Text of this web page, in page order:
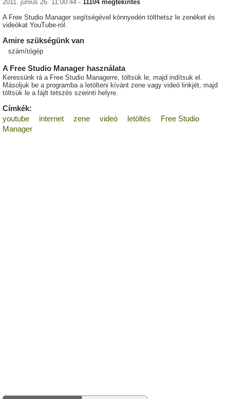
2011. június 26. 11:00:44 - 11104 megtekintés
A Free Studio Manager segítségével könnyedén tölthetsz le zenéket és
videókat YouTube-ról.
Amire szükségünk van
számítógép
A Free Studio Manager használata
Keressünk rá a Free Studio Managerre, töltsük le, majd indítsuk el.
Másoljuk be a programba a letölteni kívánt zene vagy videó linkjét, majd
töltsük le a fájlt tetszés szerinti helyre.
Címkék:
youtube
internet zene videó letöltés
Free Studio
Manager